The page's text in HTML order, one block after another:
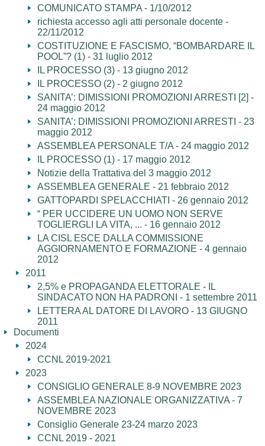
COMUNICATO STAMPA - 1/10/2012
richiesta accesso agli atti personale docente -
22/11/2012
COSTITUZIONE E FASCISMO, “BOMBARDARE IL
POOL”? (1) - 31 luglio 2012
IL PROCESSO (3) - 13 giugno 2012
IL PROCESSO (2) - 2 giugno 2012
SANITA’: DIMISSIONI PROMOZIONI ARRESTI [2] -
24 maggio 2012
SANITA’: DIMISSIONI PROMOZIONI ARRESTI - 23
maggio 2012
ASSEMBLEA PERSONALE T/A - 24 maggio 2012
IL PROCESSO (1) - 17 maggio 2012
Notizie della Trattativa del 3 maggio 2012
ASSEMBLEA GENERALE - 21 febbraio 2012
GATTOPARDI SPELACCHIATI - 26 gennaio 2012
“ PER UCCIDERE UN UOMO NON SERVE
TOGLIERGLI LA VITA, ... - 16 gennaio 2012
LA CISL ESCE DALLA COMMISSIONE
AGGIORNAMENTO E FORMAZIONE - 4 gennaio
2012
2011
2,5% e PROPAGANDA ELETTORALE - IL
SINDACATO NON HA PADRONI - 1 settembre 2011
LETTERA AL DATORE DI LAVORO - 13 GIUGNO
2011
Documenti
2024
CCNL 2019-2021
2023
CONSIGLIO GENERALE 8-9 NOVEMBRE 2023
ASSEMBLEA NAZIONALE ORGANIZZATIVA - 7
NOVEMBRE 2023
Consiglio Generale 23-24 marzo 2023
CCNL 2019 - 2021